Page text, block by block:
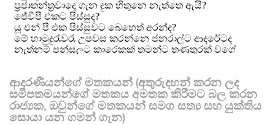
ආදරණීයන්ගේ මතකයන් (අතුරුදහන් කරන ලද
සමීපතමයන්ගේ මතකය අමතක කිරීමට බල කරන
රාජ්‍යක, ඔවුන්ගේ මතකයන් සමග සත්‍ය සහ යුක්තිය
සොයා යන ගමන් ගැන)